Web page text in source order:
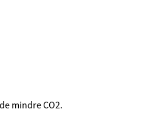
mindre CO2.